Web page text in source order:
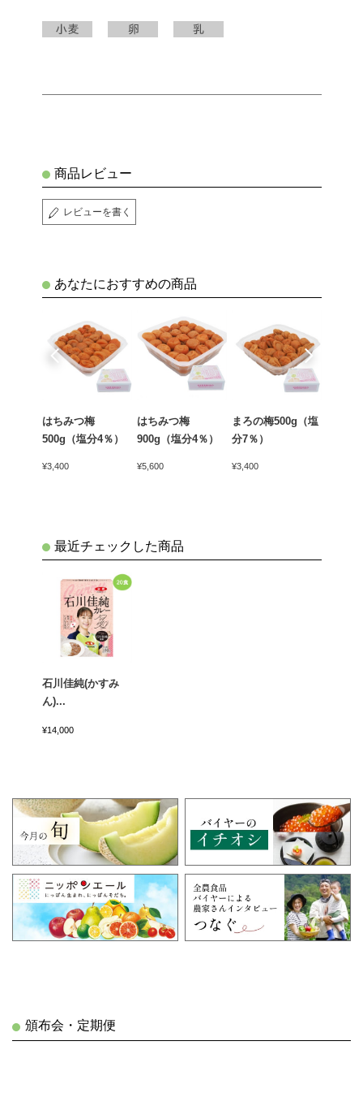
商品レビュー
レビューを書く
あなたにおすすめの商品
はちみつ梅
500g（塩分4％）
¥3,400
はちみつ梅
900g（塩分4％）
¥5,600
まろの梅500g（塩
分7％）
¥3,400
最近チェックした商品
石川佳純(かすみ
ん)...
¥14,000
頒布会・定期便